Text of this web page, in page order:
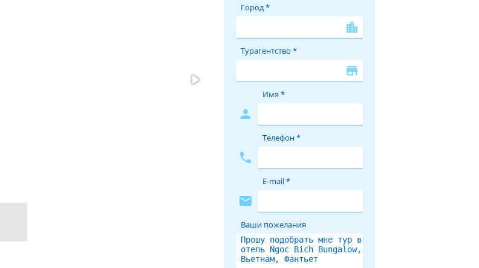
Город *
location_city
Турагентство *
store
person
Имя *
phone
Телефон *
mail
E-mail *
Ваши пожелания